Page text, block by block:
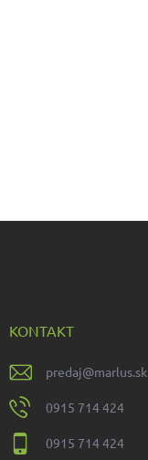
KONTAKT
predaj@marlus.sk
0915 714 424
0915 714 424